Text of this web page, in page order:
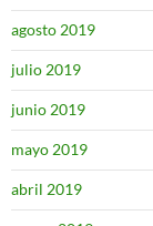
agosto 2019
julio 2019
junio 2019
mayo 2019
abril 2019